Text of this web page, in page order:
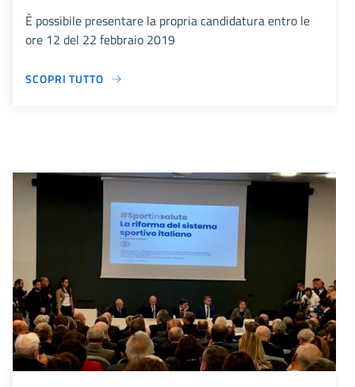
È possibile presentare la propria candidatura entro le
ore 12 del 22 febbraio 2019
SCOPRI TUTTO